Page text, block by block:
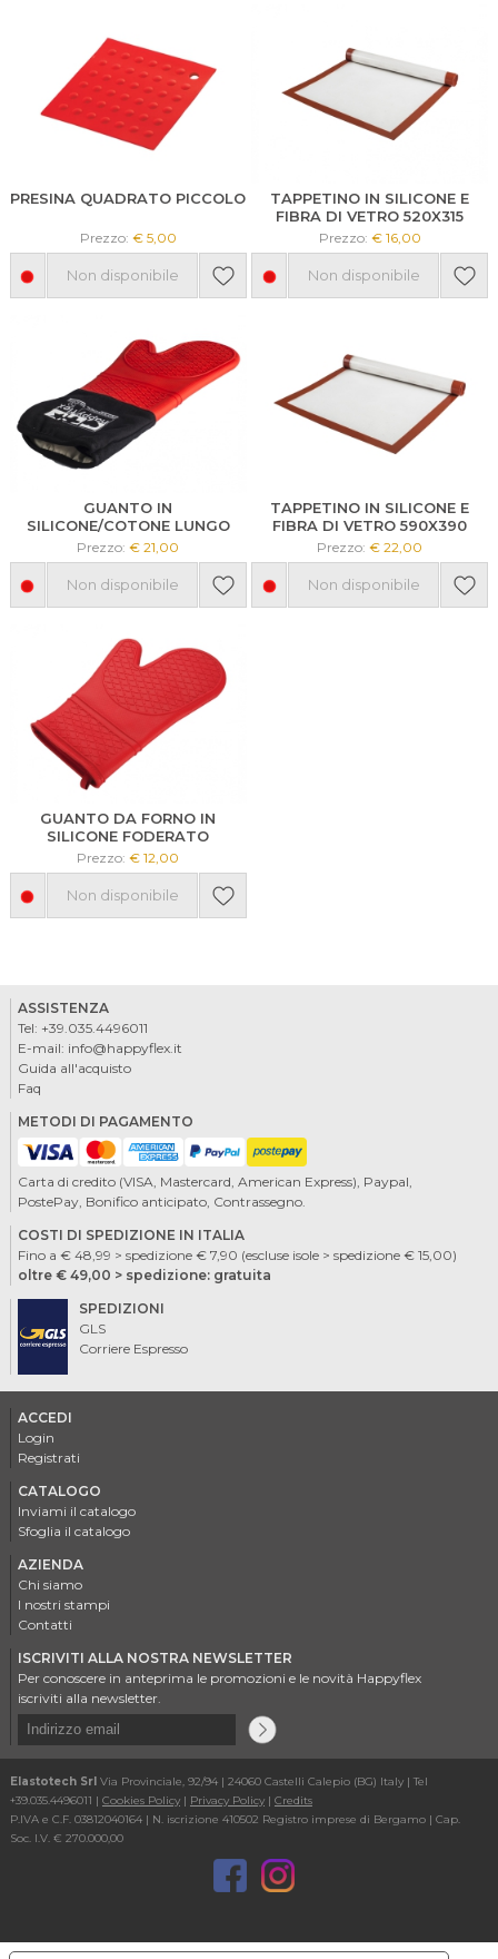
PRESINA QUADRATO PICCOLO
Prezzo: € 5,00
Non disponibile
TAPPETINO IN SILICONE E
FIBRA DI VETRO 520X315
Prezzo: € 16,00
Non disponibile
GUANTO IN
SILICONE/COTONE LUNGO
Prezzo:€ 21,00
Non disponibile
TAPPETINO IN SILICONE E
FIBRA DI VETRO 590X390
Prezzo:€ 22,00
Non disponibile
GUANTO DA FORNO IN
SILICONE FODERATO
Prezzo:€ 12,00
Non disponibile
ASSISTENZA
Tel: +39.035.4496011
E-mail: info@happyflex.it
Guida all'acquisto
Faq
METODI DI PAGAMENTO
Carta di credito (VISA, Mastercard, American Express), Paypal,
PostePay, Bonifico anticipato, Contrassegno.
COSTI DI SPEDIZIONE IN ITALIA
Fino a € 48,99 > spedizione € 7,90 (escluse isole > spedizione € 15,00)
oltre € 49,00 > spedizione: gratuita
SPEDIZIONI
GLS
Corriere Espresso
ACCEDI
Login
Registrati
CATALOGO
Inviami il catalogo
Sfoglia il catalogo
AZIENDA
Chi siamo
I nostri stampi
Contatti
ISCRIVITI ALLA NOSTRA NEWSLETTER
Per conoscere in anteprima le promozioni e le novità Happyflex
iscriviti alla newsletter.
Elastotech Srl Via Provinciale, 92/94 | 24060 Castelli Calepio (BG) Italy | Tel
+39.035.4496011 | Cookies Policy| Privacy Policy| Credits
P.IVA e C.F. 03812040164 | N. iscrizione 410502 Registro imprese di Bergamo | Cap.
Soc. I.V. € 270.000,00